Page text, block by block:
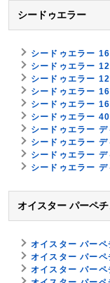
シードゥエラー
シードゥエラー
シードゥエラー
シードゥエラー
シードゥエラー
シードゥエラー
シードゥエラー
シードゥエラー
シードゥエラー
シードゥエラー
シードゥエラー
オイスター パーペ
オイスター パー
オイスター パー
オイスター パー